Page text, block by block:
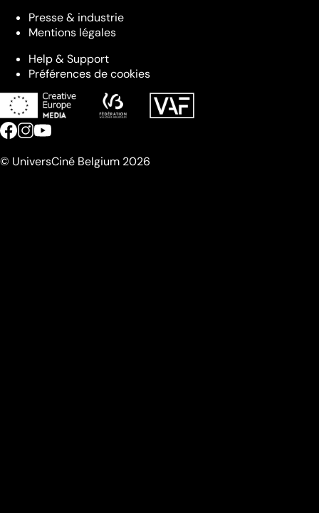
Presse & industrie
Mentions légales
Help & Support
Préférences de cookies
© UniversCiné Belgium 2026